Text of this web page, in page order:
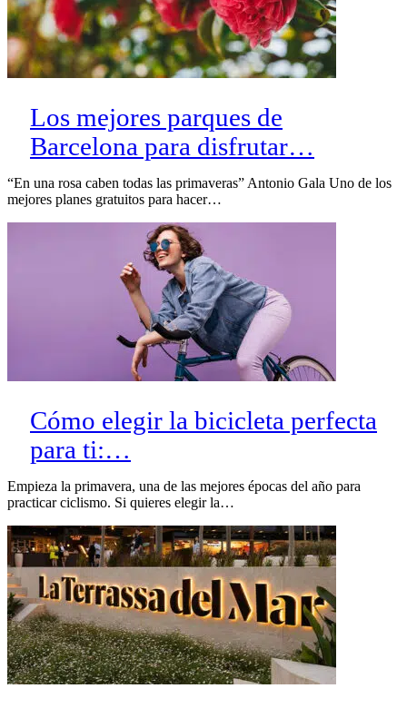
Los mejores parques de
Barcelona para disfrutar…
“En una rosa caben todas las primaveras” Antonio Gala Uno de los
mejores planes gratuitos para hacer…
Cómo elegir la bicicleta perfecta
para ti:…
Empieza la primavera, una de las mejores épocas del año para
practicar ciclismo. Si quieres elegir la…